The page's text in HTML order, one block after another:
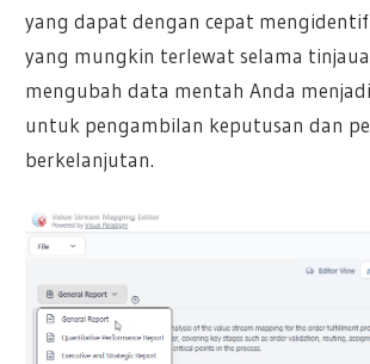
yang dapat dengan cepat
yang mungkin terlewat selama
mengubah data mentah Anda
untuk pengambilan keputusan dan
berkelanjutan.